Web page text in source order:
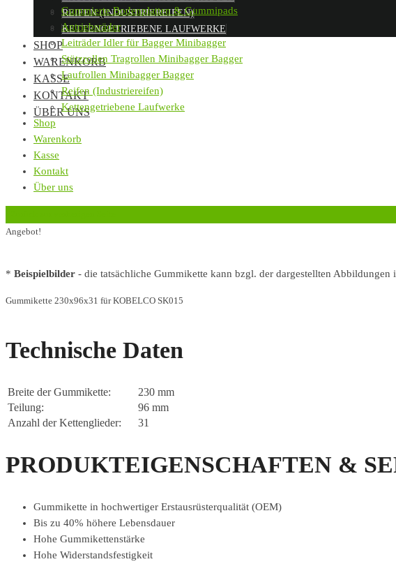
REIFEN (INDUSTRIEREIFEN)
KETTENGETRIEBENE LAUFWERKE
SHOP
WARENKORB
KASSE
KONTAKT
ÜBER UNS
Gummierte Bodenplatten & Gummipads
Antriebsräder
Leiträder Idler für Bagger Minibagger
Stützrollen Tragrollen Minibagger Bagger
Laufrollen Minibagger Bagger
Reifen (Industriereifen)
Kettengetriebene Laufwerke
Shop
Warenkorb
Kasse
Kontakt
Über uns
Angebot!
* Beispielbilder - die tatsächliche Gummikette kann bzgl. der dargestellten
Gummikette 230x96x31 für KOBELCO SK015
Technische Daten
Breite der Gummikette:
230 mm
Teilung:
96 mm
Anzahl der Kettenglieder:
31
PRODUKTEIGENSCHAFTEN &
Gummikette in hochwertiger Erstausrüsterqualität (OEM)
Bis zu 40% höhere Lebensdauer
Hohe Gummikettenstärke
Hohe Widerstandsfestigkeit